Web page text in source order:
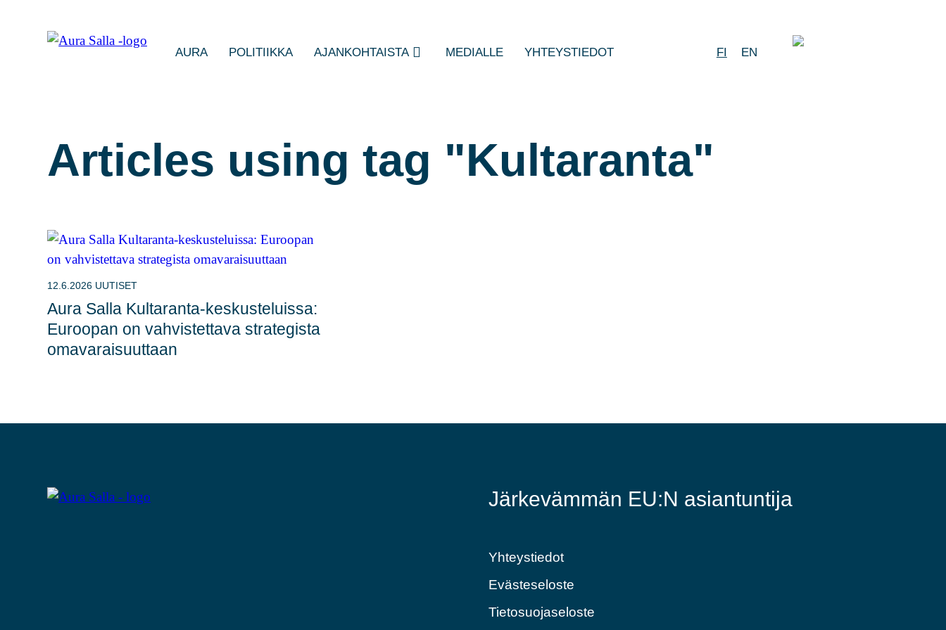
AURA POLITIIKKA AJANKOHTAISTA MEDIALLE YHTEYSTIEDOT FI EN
Articles using tag "Kultaranta"
12.6.2026 UUTISET
Aura Salla Kultaranta-keskusteluissa:
Euroopan on vahvistettava strategista
omavaraisuuttaan
Järkevämmän EU:N asiantuntija
Yhteystiedot
Evästeseloste
Tietosuojaseloste